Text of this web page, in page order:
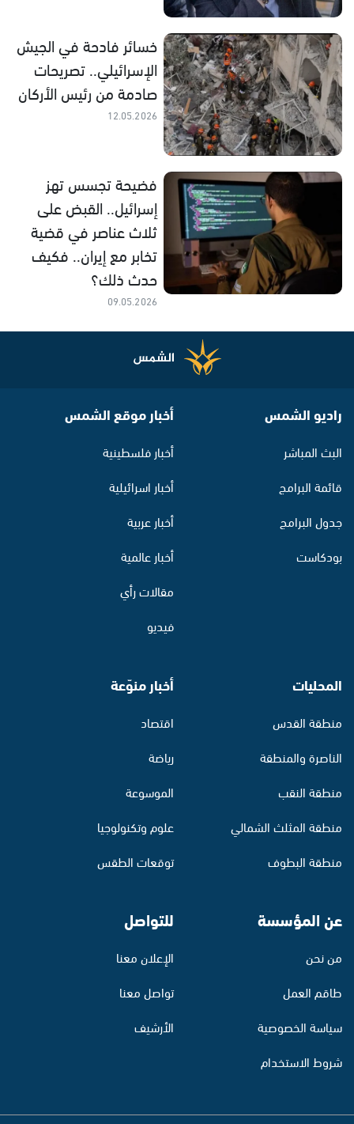
خسائر فادحة في الجيش
الإسرائيلي.. تصريحات
صادمة من رئيس الأركان
12.05.2026
فضيحة تجسس تهز
إسرائيل.. القبض على
ثلاث عناصر في قضية
تخابر مع إيران.. فكيف
حدث ذلك؟
09.05.2026
راديو الشمس
البث المباشر
قائمة البرامج
جدول البرامج
بودكاست
أخبار موقع الشمس
أخبار فلسطينية
أخبار اسرائيلية
أخبار عربية
أخبار عالمية
مقالات رأي
فيديو
المحليات
منطقة القدس
الناصرة والمنطقة
منطقة النقب
منطقة المثلث الشمالي
منطقة البطوف
أخبار منوّعة
اقتصاد
رياضة
الموسوعة
علوم وتكنولوجيا
توقعات الطقس
عن المؤسسة
من نحن
طاقم العمل
سياسة الخصوصية
شروط الاستخدام
للتواصل
الإعلان معنا
تواصل معنا
الأرشيف